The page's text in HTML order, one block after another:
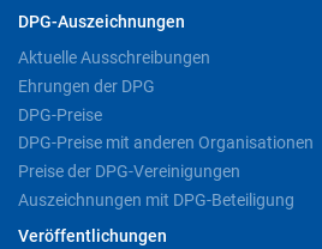
DPG-Auszeichnungen
Aktuelle Ausschreibungen
Ehrungen der DPG
DPG-Preise
DPG-Preise mit anderen Organisationen
Preise der DPG-Vereinigungen
Auszeichnungen mit DPG-Beteiligung
Veröffentlichungen